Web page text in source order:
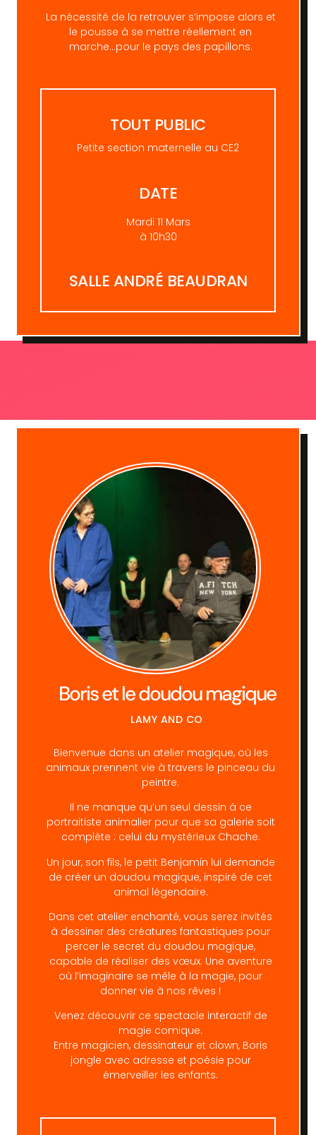
La nécessité de la retrouver s’impose alors et
le pousse à se mettre réellement en
marche…pour le pays des papillons.
TOUT PUBLIC
Petite section maternelle au CE2
DATE
Mardi 11 Mars
à 10h30
SALLE ANDRÉ BEAUDRAN
Boris et le doudou magique
LAMY AND CO
Bienvenue dans un atelier magique, où les
animaux prennent vie à travers le pinceau du
peintre.
Il ne manque qu’un seul dessin à ce
portraitiste animalier pour que sa galerie soit
complète : celui du mystérieux Chache.
Un jour, son fils, le petit Benjamin lui demande
de créer un doudou magique, inspiré de cet
animal légendaire.
Dans cet atelier enchanté, vous serez invités
à dessiner des créatures fantastiques pour
percer le secret du doudou magique,
capable de réaliser des vœux. Une aventure
où l’imaginaire se mêle à la magie, pour
donner vie à nos rêves !
Venez découvrir ce spectacle interactif de
magie comique.
Entre magicien, dessinateur et clown, Boris
jongle avec adresse et poésie pour
émerveiller les enfants.